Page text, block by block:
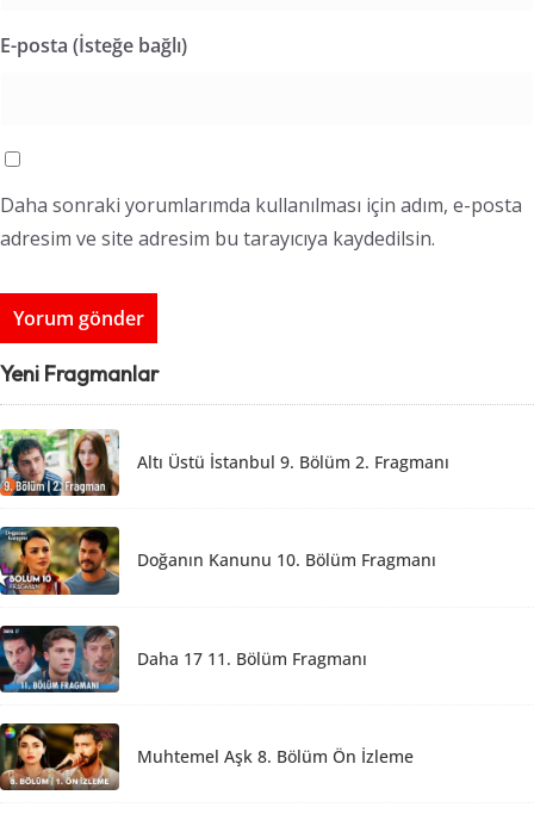
E-posta (İsteğe bağlı)
Daha sonraki yorumlarımda kullanılması için adım, e-posta
adresim ve site adresim bu tarayıcıya kaydedilsin.
Yeni Fragmanlar
Altı Üstü İstanbul 9. Bölüm 2. Fragmanı
Doğanın Kanunu 10. Bölüm Fragmanı
Daha 17 11. Bölüm Fragmanı
Muhtemel Aşk 8. Bölüm Ön İzleme